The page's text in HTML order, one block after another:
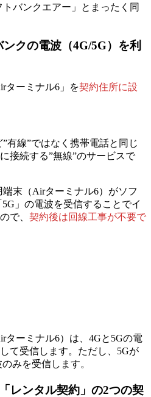
バンクエアー」とまったく同
クの電波（4G/5G）を利
ターミナル6」を契約住所に設
有線”ではなく 携帯電話と同じ
接続する”無線”のサービスで
末（Airターミナル6）がソフ
」の電波を受信することでイ
で、 契約後は回線工事が不要で
ーミナル6）は、4Gと5Gの電
て受信します。ただし、5Gが
みを受信します。
レンタル契約」の2つの契